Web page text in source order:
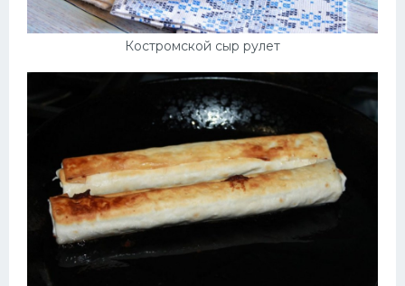
Костромской сыр рулет